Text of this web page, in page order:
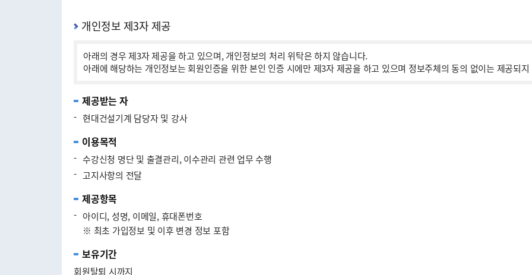
개인정보 제3자 제공
아래의 경우 제3자 제공을 하고 있으며, 개인정보의 처리 위탁은 하지 않습니다.
아래에 해당하는 개인정보는 회원인증을 위한 본인 인증 시에만 제3자 제공을 하고 있으며 정보주체의 동의 없이는 제공되
제공받는 자
- 현대건설기계 담당자 및 강사
이용목적
- 수강신청 명단 및 출결관리, 이수관리 관련 업무 수행
- 고지사항의 전달
제공항목
- 아이디, 성명, 이메일, 휴대폰번호
※ 최초 가입정보 및 이후 변경 정보 포함
보유기간
회원탈퇴 시까지